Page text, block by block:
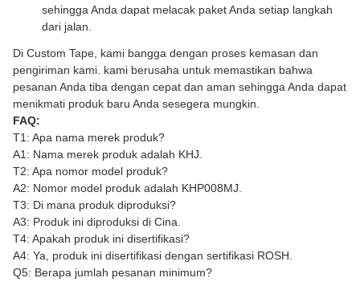
sehingga Anda dapat melacak paket Anda setiap langkah
dari jalan.
Di Custom Tape, kami bangga dengan proses kemasan dan
pengiriman kami. kami berusaha untuk memastikan bahwa
pesanan Anda tiba dengan cepat dan aman sehingga Anda dapat
menikmati produk baru Anda sesegera mungkin.
FAQ:
T1: Apa nama merek produk?
A1: Nama merek produk adalah KHJ.
T2: Apa nomor model produk?
A2: Nomor model produk adalah KHP008MJ.
T3: Di mana produk diproduksi?
A3: Produk ini diproduksi di Cina.
T4: Apakah produk ini disertifikasi?
A4: Ya, produk ini disertifikasi dengan sertifikasi ROSH.
Q5: Berapa jumlah pesanan minimum?